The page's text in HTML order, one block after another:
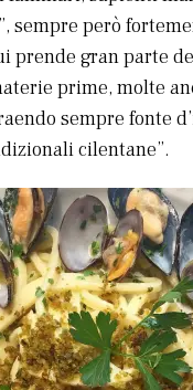
sempre però
prende gran parte
prime, molte
sempre fonte
cilentane”.